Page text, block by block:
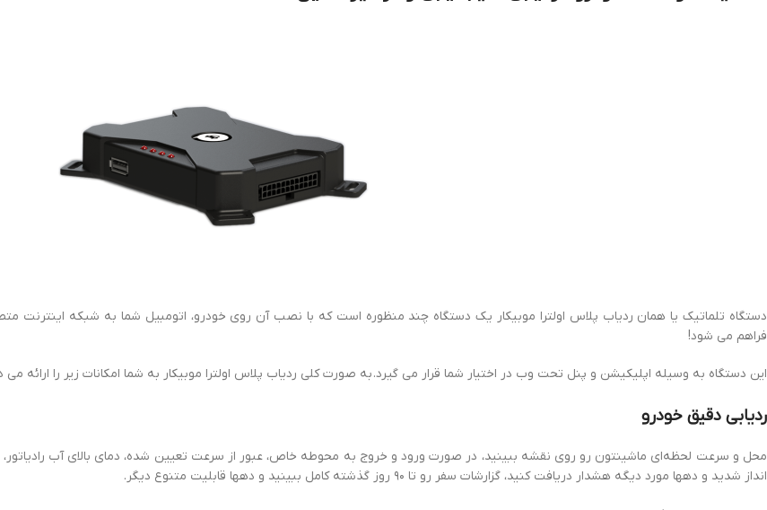
دستگاه تلماتیک یا همان ردیاب پلاس اولترا موبیکار یک دستگاه چند منظوره است که با نصب آن روی خودرو، اتومبیل شما به شبکه اینترنت
فراهم می شود!
این دستگاه به وسیله اپلیکیشن و پنل تحت وب در اختیار شما قرار می گیرد.به صورت کلی ردیاب پلاس اولترا موبیکار به شما امکانات زیر را ارائه می
ردیابی دقیق خودرو
محل و سرعت لحظه‌ای ماشینتون رو روی نقشه ببینید، در صورت ورود و خروج به محوطه خاص، عبور از سرعت تعیین شده، دمای بالای آب رادیاتور،
انداز شدید و دهها مورد دیگه هشدار دریافت کنید، گزارشات سفر رو تا ۹۰ روز گذشته کامل ببینید و دهها قابلیت متنوع دیگر.